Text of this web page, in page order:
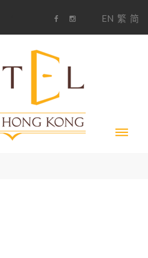
a
e
b
k
n
a
EN 繁 简